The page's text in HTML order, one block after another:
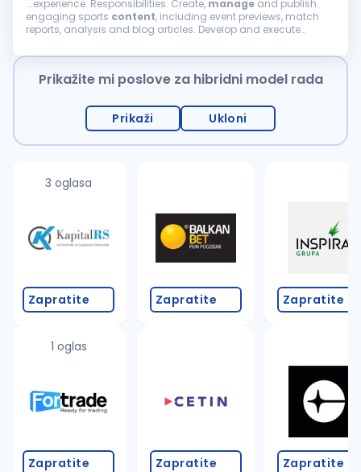
...experience. Responsibilities: Create, manage and publish
engaging sports content, including event previews, match
reports, analysis and blog articles. Develop and execute
audience retention. Monitor sports...
Prikažite mi poslove za hibridni model rada
Prikaži Ukloni
3 oglasa
Zapratite
1 oglas
Zapratite
Zapratite
Zapratite
Zapratite
Zapratite